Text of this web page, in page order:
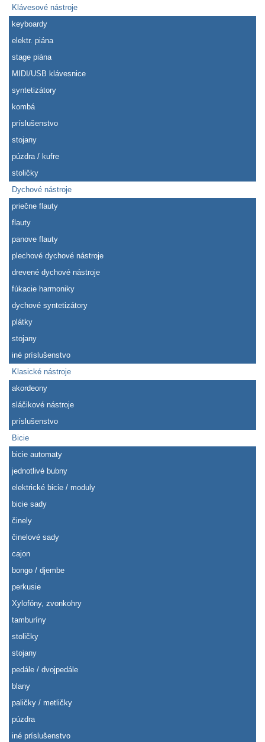
Klávesové nástroje
keyboardy
elektr. piána
stage piána
MIDI/USB klávesnice
syntetizátory
kombá
príslušenstvo
stojany
púzdra / kufre
stoličky
Dychové nástroje
priečne flauty
flauty
panove flauty
plechové dychové nástroje
drevené dychové nástroje
fúkacie harmoniky
dychové syntetizátory
plátky
stojany
iné príslušenstvo
Klasické nástroje
akordeony
sláčikové nástroje
príslušenstvo
Bicie
bicie automaty
jednotlivé bubny
elektrické bicie / moduly
bicie sady
činely
činelové sady
cajon
bongo / djembe
perkusie
Xylofóny, zvonkohry
tamburíny
stoličky
stojany
pedále / dvojpedále
blany
paličky / metličky
púzdra
iné príslušenstvo